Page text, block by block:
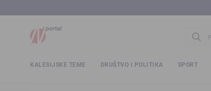
KALESIJSKE TEME DRUŠTVO I POLITIKA SPORT